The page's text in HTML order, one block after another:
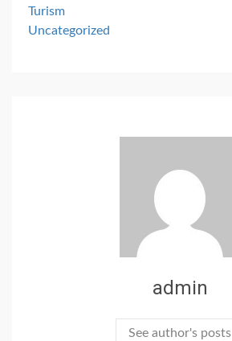
Turism
Uncategorized
admin
See author's posts